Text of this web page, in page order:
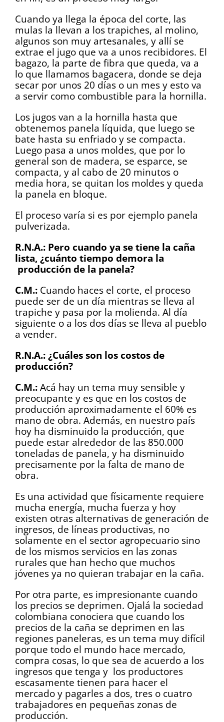
Cuando ya llega la época del corte, las
mulas la llevan a los trapiches, al molino,
algunos son muy artesanales, y allí se
extrae el jugo que va a unos recibidores. El
bagazo, la parte de fibra que queda, va a
lo que llamamos bagacera, donde se deja
secar por unos 20 días o un mes y esto va
a servir como combustible para la hornilla.
Los jugos van a la hornilla hasta que
obtenemos panela líquida, que luego se
bate hasta su enfriado y se compacta.
Luego pasa a unos moldes, que por lo
general son de madera, se esparce, se
compacta, y al cabo de 20 minutos o
media hora, se quitan los moldes y queda
la panela en bloque.
El proceso varía si es por ejemplo panela
pulverizada.
R.N.A.: Pero cuando ya se tiene la caña
lista, ¿cuánto tiempo demora la
producción de la panela?
C.M.: Cuando haces el corte, el proceso
puede ser de un día mientras se lleva al
trapiche y pasa por la molienda. Al día
siguiente o a los dos días se lleva al pueblo
a vender.
R.N.A.: ¿Cuáles son los costos de
producción?
C.M.: Acá hay un tema muy sensible y
preocupante y es que en los costos de
producción aproximadamente el 60% es
mano de obra. Además, en nuestro país
hoy ha disminuido la producción, que
puede estar alrededor de las 850.000
toneladas de panela, y ha disminuido
precisamente por la falta de mano de
obra.
Es una actividad que físicamente requiere
mucha energía, mucha fuerza y hoy
existen otras alternativas de generación de
ingresos, de líneas productivas, no
solamente en el sector agropecuario sino
de los mismos servicios en las zonas
rurales que han hecho que muchos
jóvenes ya no quieran trabajar en la caña.
Por otra parte, es impresionante cuando
los precios se deprimen. Ojalá la sociedad
colombiana conociera que cuando los
precios de la caña se deprimen en las
regiones paneleras, es un tema muy difícil
porque todo el mundo hace mercado,
compra cosas, lo que sea de acuerdo a los
ingresos que tenga y los productores
escasamente tienen para hacer el
mercado y pagarles a dos, tres o cuatro
trabajadores en pequeñas zonas de
producción.